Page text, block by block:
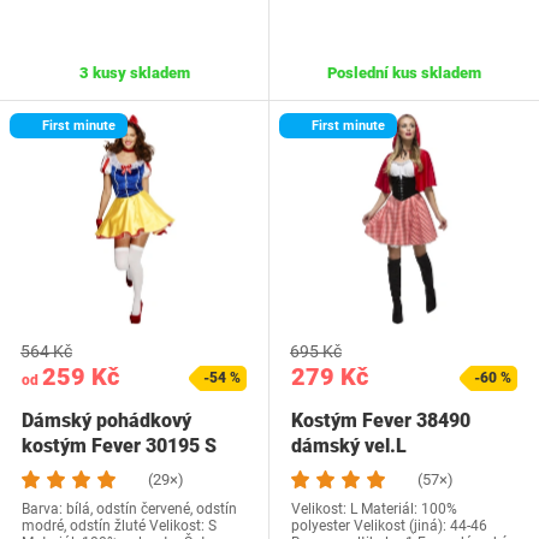
3 kusy skladem Poslední kus skladem
First minute
od 259 Kč
564 Kč
-54 %
Dámský pohádkový
kostým Fever 30195 S
(29×)
Barva: bílá, odstín červené, odstín
modré, odstín žluté Velikost: S
First minute
279 Kč
695 Kč
-60 %
Kostým Fever 38490
dámský vel.L
(57×)
Velikost: L Materiál: 100%
polyester Velikost (jiná): 44-46